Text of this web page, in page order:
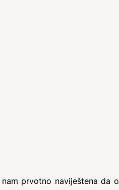
prvotno naviještena